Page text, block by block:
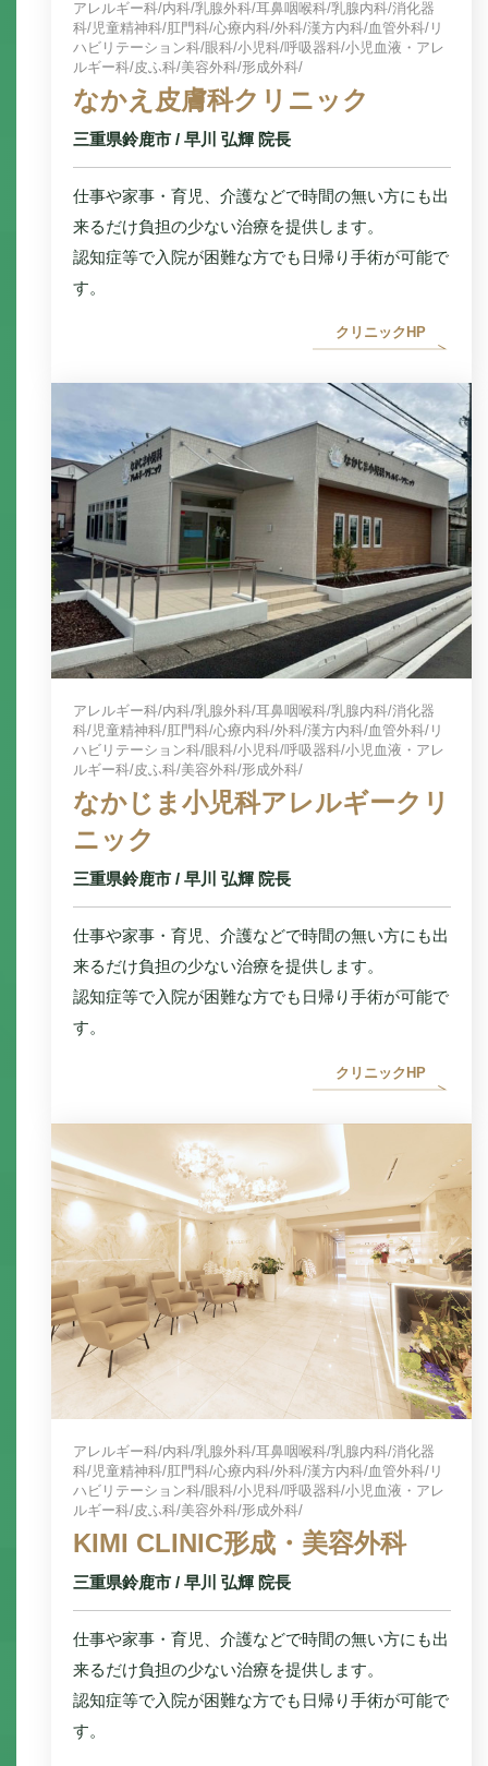
アレルギー科/内科/乳腺外科/耳鼻咽喉科/乳腺内科/消化器
科/児童精神科/肛門科/心療内科/外科/漢方内科/血管外科/リ
ハビリテーション科/眼科/小児科/呼吸器科/小児血液・アレ
ルギー科/皮ふ科/美容外科/形成外科/
なかえ皮膚科クリニック
三重県鈴鹿市 / 早川 弘輝 院長
仕事や家事・育児、介護などで時間の無い方にも出
来るだけ負担の少ない治療を提供します。
認知症等で入院が困難な方でも日帰り手術が可能で
す。
クリニックHP
アレルギー科/内科/乳腺外科/耳鼻咽喉科/乳腺内科/消化器
科/児童精神科/肛門科/心療内科/外科/漢方内科/血管外科/リ
ハビリテーション科/眼科/小児科/呼吸器科/小児血液・アレ
ルギー科/皮ふ科/美容外科/形成外科/
なかじま小児科アレルギークリ
ニック
三重県鈴鹿市 / 早川 弘輝 院長
仕事や家事・育児、介護などで時間の無い方にも出
来るだけ負担の少ない治療を提供します。
認知症等で入院が困難な方でも日帰り手術が可能で
す。
クリニックHP
アレルギー科/内科/乳腺外科/耳鼻咽喉科/乳腺内科/消化器
科/児童精神科/肛門科/心療内科/外科/漢方内科/血管外科/リ
ハビリテーション科/眼科/小児科/呼吸器科/小児血液・アレ
ルギー科/皮ふ科/美容外科/形成外科/
KIMI CLINIC形成・美容外科
三重県鈴鹿市 / 早川 弘輝 院長
仕事や家事・育児、介護などで時間の無い方にも出
来るだけ負担の少ない治療を提供します。
認知症等で入院が困難な方でも日帰り手術が可能で
す。